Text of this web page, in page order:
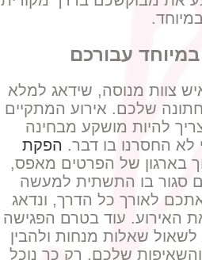
במיוחד.
במיוחד עבורכם
איש צוות מנוסה, שידאג למלא
שלכם. אירוע המתקיים
להיות מושקע מבחינה
לא החסרנו בו דבר. הפקת
בארגון של הפרטים מאפס,
סגור בו התשתית למעשה
לאורך כל הדרך, ונדאג
האירוע. עוד בטרם הפגישה
שאלות מנחות ולהבין
שלכם. רק כך נוכל